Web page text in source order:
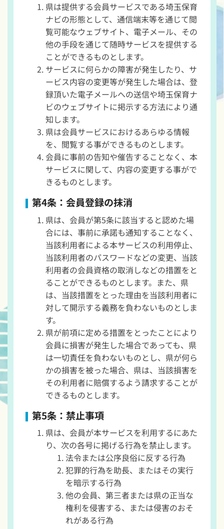
県は提供する会員サービスである埼玉保育
ナビの形態として、通信端末等を通じて閲
覧可能なウェブサイト、電子メール、その
他の手段を通じて随時サービスを提供する
ことができるものとします。
サービスに何らかの障害が発生したり、サ
ービス内容の変更等が発生した場合は、登
録頂いた電子メールへの送信や埼玉保育ナ
ビのウェブサイトに掲示する方法により通
知します。
県は会員サービスにおけるあらゆる情報
を、閲覧する事ができるものとします。
会員に事前の告知や催告することなく、本
サービスに関して、内容の変更する事がで
きるものとします。
第4条：会員登録の抹消
県は、会員が第5条に該当すると認めた場
合には、事前に承諾も通知することなく、
当該利用者による本サービスの利用停止、
当該利用者のパスワードなどの変更、当該
利用者の会員資格の取消しなどの措置をと
ることができるものとします。また、県
は、当該措置をとった理由を当該利用者に
対して開示する義務を負わないものとしま
す。
県が前項に定める措置をとったことにより
会員に損害が発生した場合であっても、県
は一切責任を負わないものとし、県が何ら
かの損害を被った場合、県は、当該損害を
その利用者に賠償するよう請求することが
できるものとします。
第5条：禁止事項
県は、会員が本サービスを利用するにあた
り、次の各号に掲げる行為を禁止します。
法令または公序良俗に反する行為
犯罪的行為を助長、またはその実行
を暗示する行為
他の会員、第三者または県の正当な
権利を侵害する、または侵害のおそ
れがある行為